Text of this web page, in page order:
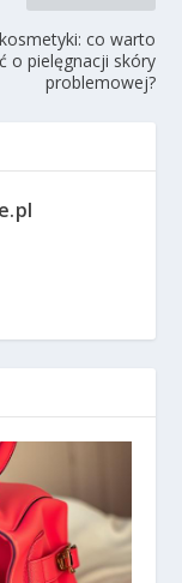
co warto
o pielęgnacji skóry
problemowej?